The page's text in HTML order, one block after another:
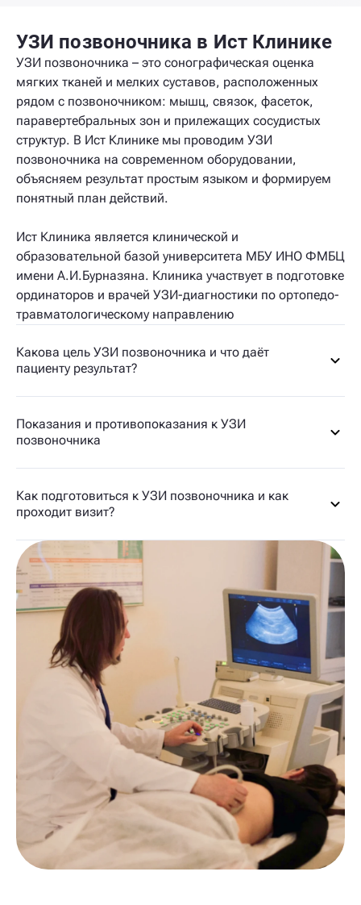
УЗИ позвоночника в Ист Клинике
УЗИ позвоночника – это сонографическая оценка
мягких тканей и мелких суставов, расположенных
рядом с позвоночником: мышц, связок, фасеток,
паравертебральных зон и прилежащих сосудистых
структур. В Ист Клинике мы проводим УЗИ
позвоночника на современном оборудовании,
объясняем результат простым языком и формируем
понятный план действий.
Ист Клиника является клинической и
образовательной базой университета МБУ ИНО ФМБЦ
имени А.И.Бурназяна. Клиника участвует в подготовке
ординаторов и врачей УЗИ-диагностики по ортопедо-
травматологическому направлению
Какова цель УЗИ позвоночника и что даёт
пациенту результат?
Показания и противопоказания к УЗИ
позвоночника
Как подготовиться к УЗИ позвоночника и как
проходит визит?